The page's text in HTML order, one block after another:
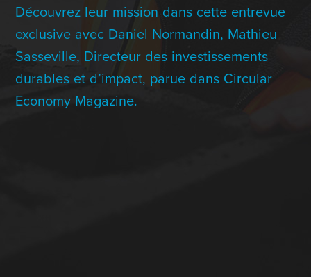
Links
to
sparx
instagram
Links
to
sparx
LinkedIn
Links
to
sparx
twitter
page
Links
to
sparx
facebook
Découvrez leur mission dans cette entrevue
exclusive avec Daniel Normandin, Mathieu
Sasseville, Directeur des investissements
durables et d’impact, parue dans Circular
Economy Magazine.